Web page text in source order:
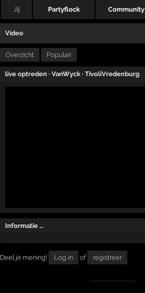
Jij Partyflock Community
Video
Overzicht Populair
live optreden ·VanWyck ·TivoliVredenburg
Informatie …
Deel je mening! Log in of registreer